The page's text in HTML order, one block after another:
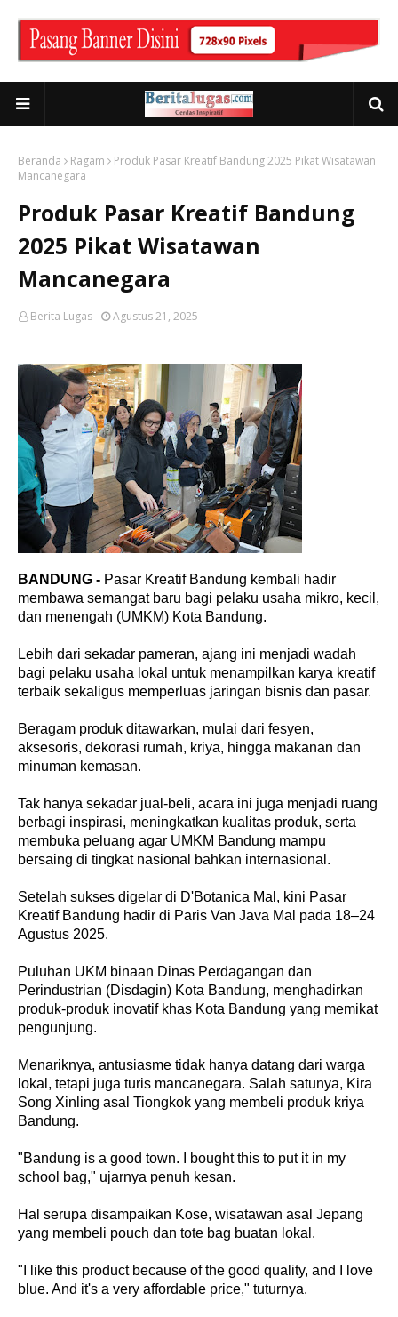
Beranda Ragam
Produk Pasar Kreatif Bandung 2025 Pikat Wisatawan
Mancanegara
Produk Pasar Kreatif Bandung
2025 Pikat Wisatawan
Mancanegara
Berita Lugas Agustus 21, 2025
BANDUNG - Pasar Kreatif Bandung kembali hadir
membawa semangat baru bagi pelaku usaha mikro, kecil,
dan menengah (UMKM) Kota Bandung.
Lebih dari sekadar pameran, ajang ini menjadi wadah
bagi pelaku usaha lokal untuk menampilkan karya kreatif
terbaik sekaligus memperluas jaringan bisnis dan pasar.
Beragam produk ditawarkan, mulai dari fesyen,
aksesoris, dekorasi rumah, kriya, hingga makanan dan
minuman kemasan.
Tak hanya sekadar jual-beli, acara ini juga menjadi ruang
berbagi inspirasi, meningkatkan kualitas produk, serta
membuka peluang agar UMKM Bandung mampu
bersaing di tingkat nasional bahkan internasional.
Setelah sukses digelar di D'Botanica Mal, kini Pasar
Kreatif Bandung hadir di Paris Van Java Mal pada 18–24
Agustus 2025.
Puluhan UKM binaan Dinas Perdagangan dan
Perindustrian (Disdagin) Kota Bandung, menghadirkan
produk-produk inovatif khas Kota Bandung yang memikat
pengunjung.
Menariknya, antusiasme tidak hanya datang dari warga
lokal, tetapi juga turis mancanegara. Salah satunya, Kira
Song Xinling asal Tiongkok yang membeli produk kriya
Bandung.
"Bandung is a good town. I bought this to put it in my
school bag," ujarnya penuh kesan.
Hal serupa disampaikan Kose, wisatawan asal Jepang
yang membeli pouch dan tote bag buatan lokal.
"I like this product because of the good quality, and I love
blue. And it's a very affordable price," tuturnya.